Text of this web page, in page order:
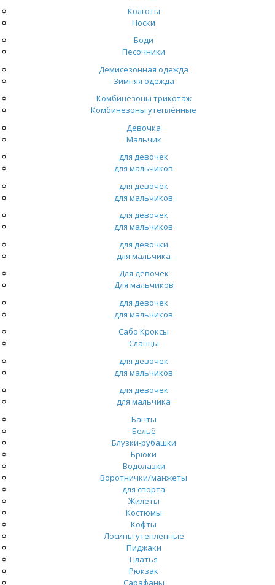
Колготы
Носки
Боди
Песочники
Демисезонная одежда
Зимняя одежда
Комбинезоны трикотаж
Комбинезоны утеплённые
Девочка
Мальчик
для девочек
для мальчиков
для девочек
для мальчиков
для девочек
для мальчиков
для девочки
для мальчика
Для девочек
Для мальчиков
для девочек
для мальчиков
Сабо Кроксы
Сланцы
для девочек
для мальчиков
для девочек
для мальчика
Банты
Бельё
Блузки-рубашки
Брюки
Водолазки
Воротнички/манжеты
для спорта
Жилеты
Костюмы
Кофты
Лосины утепленные
Пиджаки
Платья
Рюкзак
Сарафаны